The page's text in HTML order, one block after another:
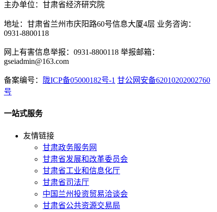
主办单位：甘肃省经济研究院
地址：甘肃省兰州市庆阳路60号信息大厦4层 业务咨询：
0931-8800118
网上有害信息举报：0931-8800118 举报邮箱：
gseiadmin@163.com
备案编号： 陇ICP备05000182号-1 甘公网安备62010202002760
号
一站式服务
友情链接
甘肃政务服务网
甘肃省发展和改革委员会
甘肃省工业和信息化厅
甘肃省司法厅
中国兰州投资贸易洽谈会
甘肃省公共资源交易局